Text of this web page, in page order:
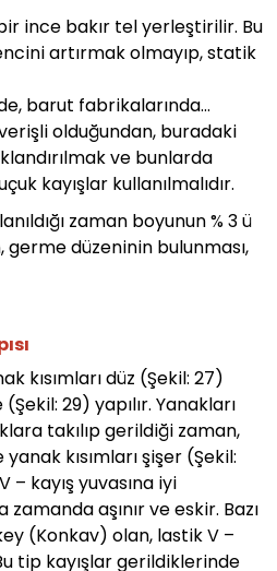
ince bakır tel yerleştirilir. Bu
artırmak olmayıp, statik
barut fabrikalarında…
olduğundan, buradaki
ve bunlarda
kayışlar kullanılmalıdır.
zaman boyunun % 3 ü
düzeninin bulunması,
kısımları düz (Şekil: 27)
29) yapılır. Yanakları
takılıp gerildiği zaman,
kısımları şişer (Şekil:
– kayış yuvasına iyi
zamanda aşınır ve eskir. Bazı
(Konkav) olan, lastik V –
tip kayışlar gerildiklerinde